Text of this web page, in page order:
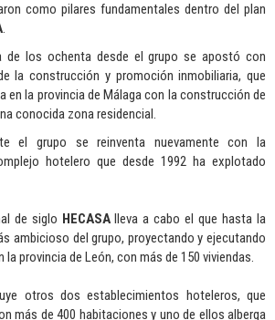
como pilares fundamentales dentro del plan
.
de los ochenta desde el grupo se apostó con
la construcción y promoción inmobiliaria, que
en la provincia de Málaga con la construcción de
conocida zona residencial.
el grupo se reinventa nuevamente con la
hotelero que desde 1992 ha explotado
de siglo HECASAlleva a cabo el que hasta la
ambicioso del grupo, proyectando y ejecutando
la provincia de León, con más de 150 viviendas.
otros dos establecimientos hoteleros, que
más de 400 habitaciones y uno de ellos alberga